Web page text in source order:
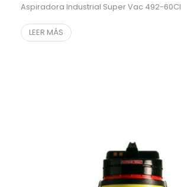
Aspiradora Industrial Super Vac 492-60CI
LEER MÁS